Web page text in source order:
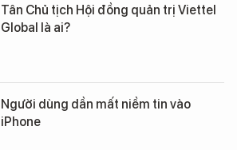
Tân Chủ tịch Hội đồng quản trị Viettel
Global là ai?
Người dùng dần mất niềm tin vào
iPhone